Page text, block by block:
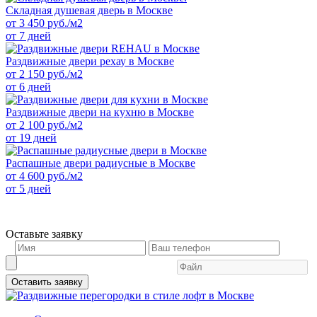
Складная душевая дверь в Москве
от 3 450 руб./м2
от 7 дней
Раздвижные двери рехау в Москве
от 2 150 руб./м2
от 6 дней
Раздвижные двери на кухню в Москве
от 2 100 руб./м2
от 19 дней
Распашные двери радиусные в Москве
от 4 600 руб./м2
от 5 дней
Оставьте заявку
Оставить заявку